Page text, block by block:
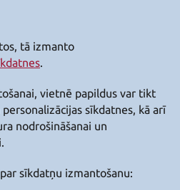
tā izmanto
.
vietnē papildus var tikt
sīkdatnes, kā arī
nodrošināšanai un
sīkdatņu izmantošanu: